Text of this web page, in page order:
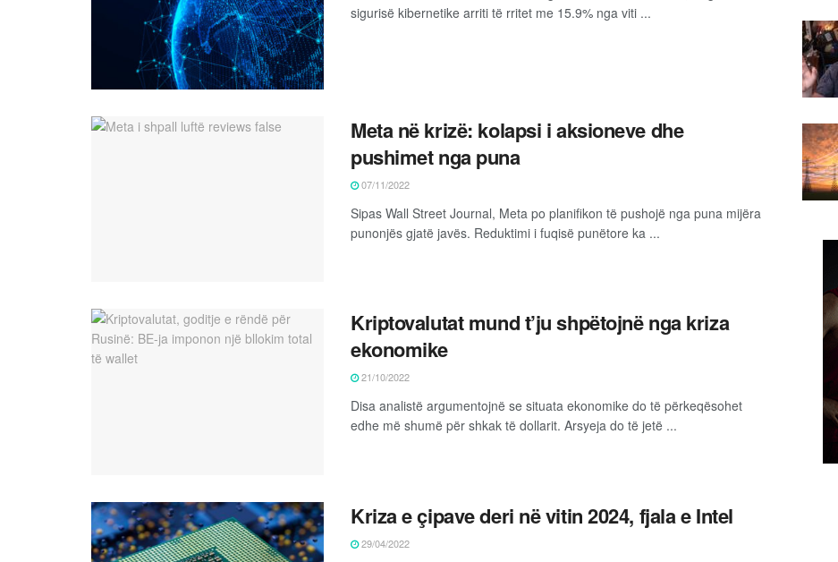
sigurisë kibernetike arriti të rritet me 15.9% nga viti ...
Meta në krizë: kolapsi i aksioneve dhe
pushimet nga puna
07/11/2022
Sipas Wall Street Journal, Meta po planifikon të pushojë nga puna mijëra
punonjës gjatë javës. Reduktimi i fuqisë punëtore ka ...
Kriptovalutat mund t’ju shpëtojnë nga kriza
ekonomike
21/10/2022
Disa analistë argumentojnë se situata ekonomike do të përkeqësohet
edhe më shumë për shkak të dollarit. Arsyeja do të jetë ...
Kriza e çipave deri në vitin 2024, fjala e Intel
29/04/2022